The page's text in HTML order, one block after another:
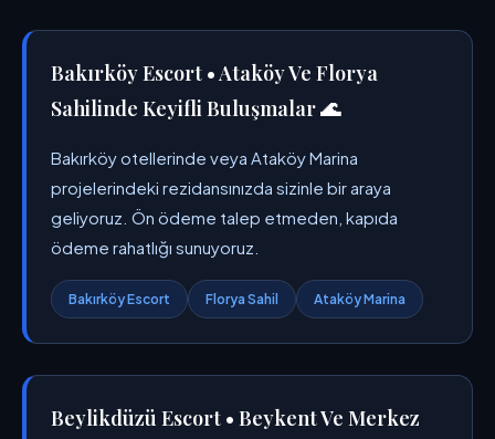
Bakırköy Escort • Ataköy Ve Florya
Sahilinde Keyifli Buluşmalar 🌊
Bakırköy otellerinde veya Ataköy Marina
projelerindeki rezidansınızda sizinle bir araya
geliyoruz. Ön ödeme talep etmeden, kapıda
ödeme rahatlığı sunuyoruz.
Bakırköy Escort Florya Sahil Ataköy Marina
Beylikdüzü Escort • Beykent Ve Merkez